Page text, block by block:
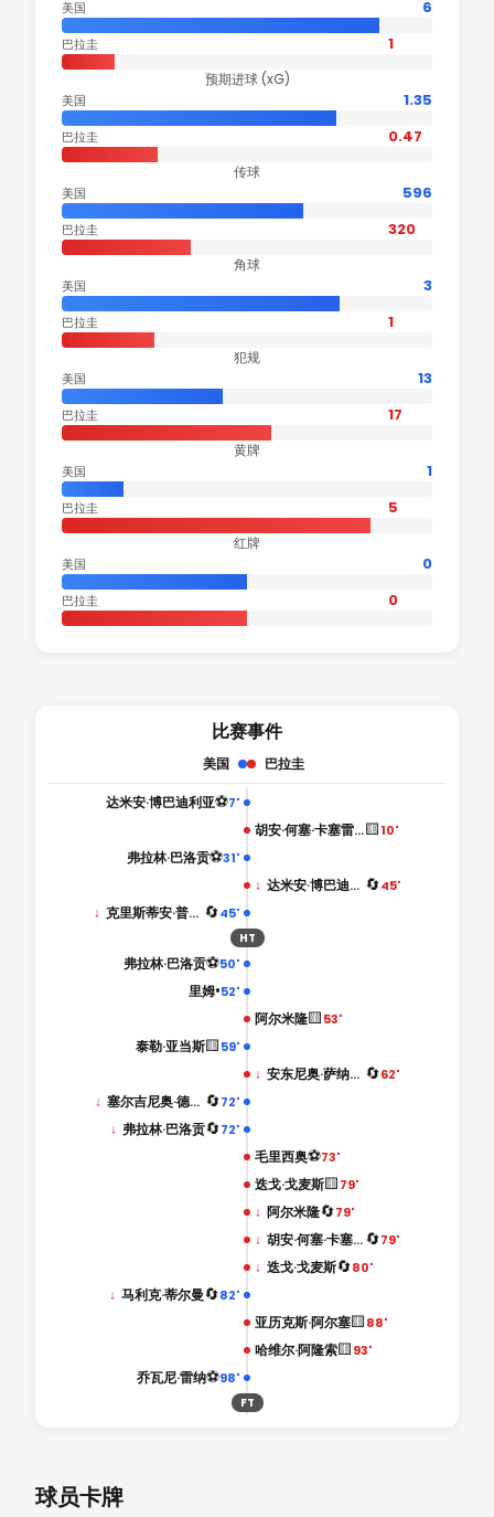
美国 6
巴拉圭 1
预期进球 (xG)
美国 1.35
巴拉圭 0.47
传球
美国 596
巴拉圭 320
角球
美国 3
巴拉圭 1
犯规
美国 13
巴拉圭 17
黄牌
美国 1
巴拉圭 5
红牌
美国 0
巴拉圭 0
比赛事件
美国 巴拉圭
7'
⚽
达米安·博巴迪利亚
胡安·何塞·卡塞雷斯🟨10'
31'
⚽
弗拉林·巴洛贡
↓ 达米安·博巴迪利亚 🔄45'
45'
🔄
↓ 克里斯蒂安·普利希奇
HT
50'
⚽
弗拉林·巴洛贡
52'
•
里姆
阿尔米隆🟨53'
59'
🟨
泰勒·亚当斯
↓ 安东尼奥·萨纳布里亚 🔄62'
72'
🔄
↓ 塞尔吉尼奥·德斯特
72'
🔄
↓ 弗拉林·巴洛贡
毛里西奥⚽73'
迭戈·戈麦斯🟨79'
↓ 阿尔米隆🔄79'
↓ 胡安·何塞·卡塞雷斯 🔄79'
↓ 迭戈·戈麦斯🔄80'
82'
🔄
↓ 马利克·蒂尔曼
亚历克斯·阿尔塞🟨88'
哈维尔·阿隆索🟨93'
98'
⚽
乔瓦尼·雷纳
FT
球员卡牌